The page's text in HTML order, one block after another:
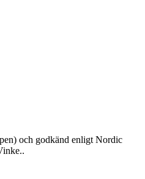
och godkänd enligt Nordic